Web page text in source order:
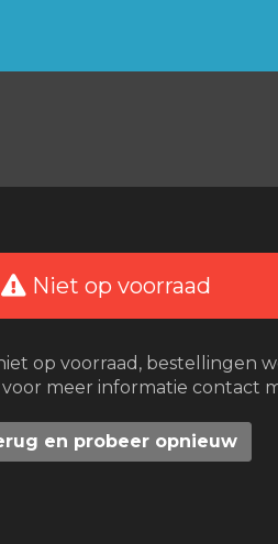
Niet op voorraad
op voorraad, bestellingen
meer informatie contact
en probeer opnieuw